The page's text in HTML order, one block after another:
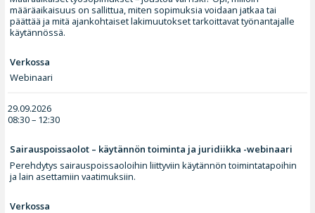
määräaikaisuus on sallittua, miten sopimuksia voidaan jatkaa tai
päättää ja mitä ajankohtaiset lakimuutokset tarkoittavat työnantajalle
käytännössä.
Verkossa
Webinaari
29.09.2026
08:30 – 12:30
Sairauspoissaolot – käytännön toiminta ja juridiikka -webinaari
Perehdytys sairauspoissaoloihin liittyviin käytännön toimintatapoihin
ja lain asettamiin vaatimuksiin.
Verkossa